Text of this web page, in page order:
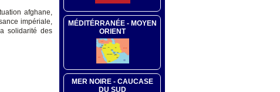
afghane,
impériale,
solidarité des
MÉDITÉRRANÉE - MOYEN
ORIENT
MER NOIRE - CAUCASE
DU SUD